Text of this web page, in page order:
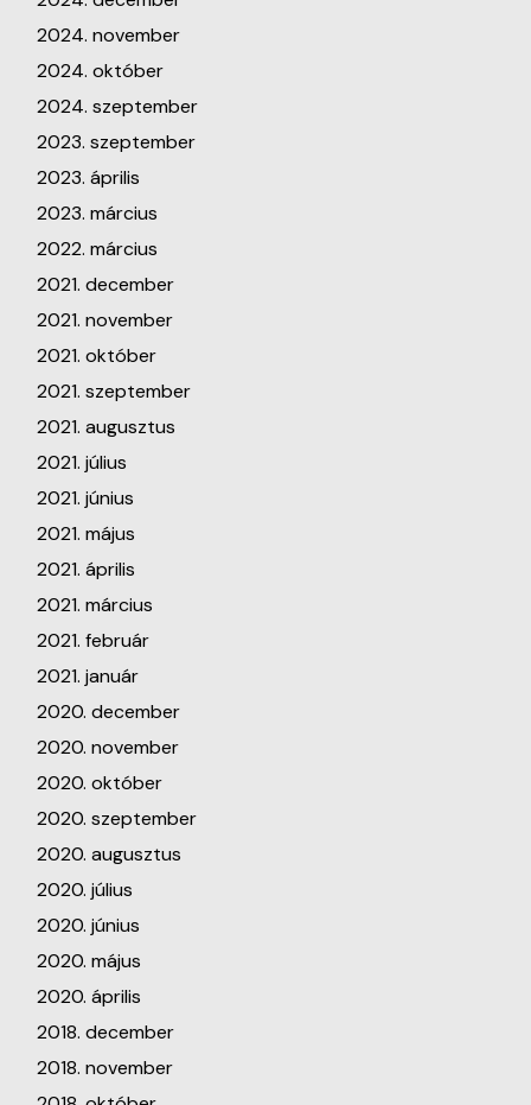
2024. november
2024. október
2024. szeptember
2023. szeptember
2023. április
2023. március
2022. március
2021. december
2021. november
2021. október
2021. szeptember
2021. augusztus
2021. július
2021. június
2021. május
2021. április
2021. március
2021. február
2021. január
2020. december
2020. november
2020. október
2020. szeptember
2020. augusztus
2020. július
2020. június
2020. május
2020. április
2018. december
2018. november